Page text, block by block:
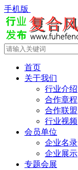
手机版
首页
关于我们
行业介绍
合作章程
合作联盟
行业视频
会员单位
企业名录
企业展示
专题会展